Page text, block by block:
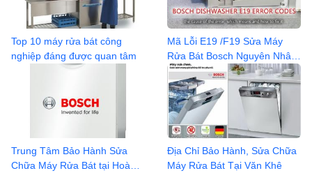
Top 10 máy rửa bát công
nghiệp đáng được quan tâm
Mã Lỗi E19 /F19 Sửa Máy
Rửa Bát Bosch Nguyên Nhân
gây hư hỏng
Trung Tâm Bảo Hành Sửa
Chữa Máy Rửa Bát tại Hoàng
Địa Chỉ Bảo Hành, Sửa Chữa
Máy Rửa Bát Tại Văn Khê